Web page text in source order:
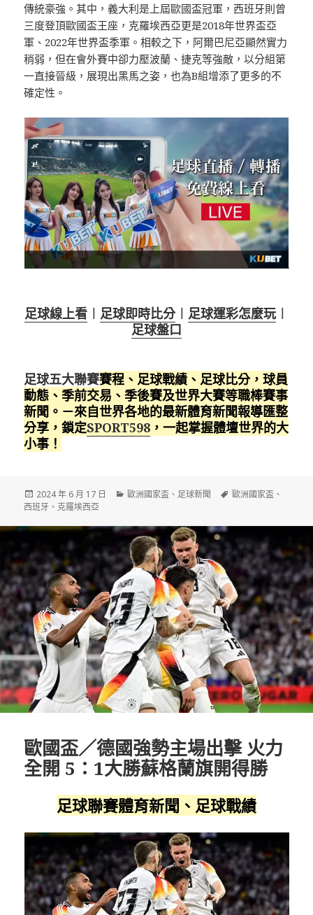
傳統豪強。其中，義大利是上屆歐國盃冠軍，西班牙則曾
三度登頂歐國盃王座，克羅埃西亞更是2018年世界盃亞
軍、2022年世界盃季軍。相較之下，阿爾巴尼亞顯然實力
稍弱，但在會外賽中卻力壓波蘭、捷克等強敵，以分組第
一直接晉級，展現出黑馬之姿，也為B組增添了更多的不
確定性。
足球線上看 ︱ 足球即時比分︱ 足球運彩怎麼玩︱
足球盤口
足球五大聯賽賽程、足球戰績、足球比分，球員
動態、季前交易、季後賽及世界大賽等職棒賽事
新聞。－來自世界各地的最新體育新聞報導匯整
分享，鎖定SPORT598 ，一起掌握體壇世界的大
小事！
發
佈
期:
2024 年 6 月 17 日
分
歐洲國家盃 、 足球新聞
標
歐洲國家盃 、
西班牙 、 克羅埃西亞
歐國盃／德國強勢主場出擊 火力
全開 5：1大勝蘇格蘭旗開得勝
足球聯賽體育新聞、足球戰績